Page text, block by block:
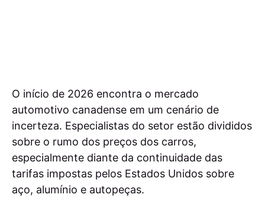
O início de 2026 encontra o mercado
automotivo canadense em um cenário de
incerteza. Especialistas do setor estão divididos
sobre o rumo dos preços dos carros,
especialmente diante da continuidade das
tarifas impostas pelos Estados Unidos sobre
aço, alumínio e autopeças.